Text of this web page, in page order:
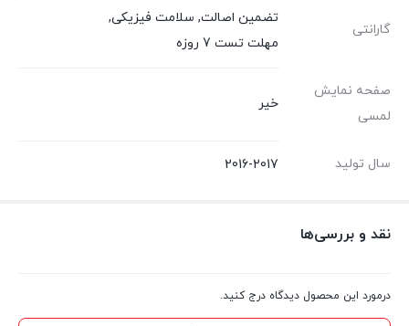
گارانتی
تضمین اصالت, سلامت فیزیکی,
مهلت تست 7 روزه
صفحه نمایش
لمسی
خیر
سال تولید 2016-2017
نقد و بررسی‌ها
درمورد این محصول دیدگاه درج کنید.